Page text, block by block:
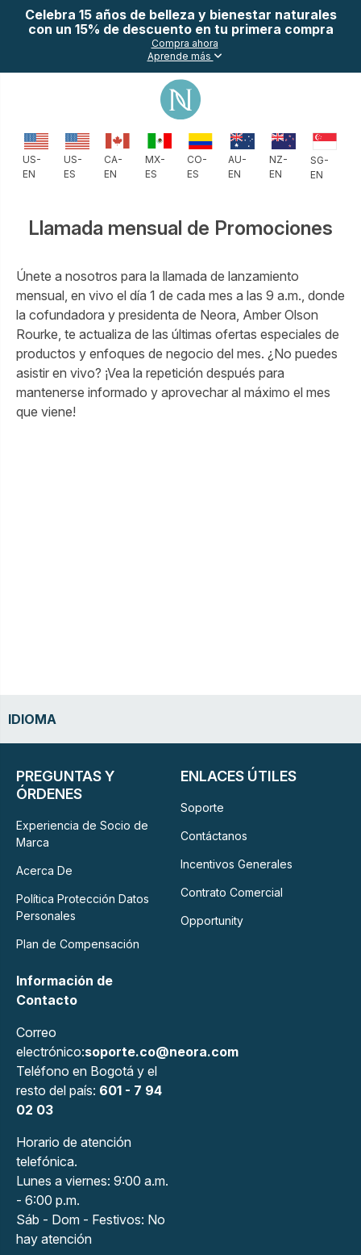
Celebra 15 años de belleza y bienestar naturales
con un 15% de descuento en tu primera compra
Compra ahora
Aprende más
US-
EN
US-
ES
CA-
EN
MX-
ES
CO-
ES
AU-
EN
NZ-
EN
SG-
EN
Llamada mensual de Promociones
Únete a nosotros para la llamada de lanzamiento
mensual, en vivo el día 1 de cada mes a las 9 a.m., donde
la cofundadora y presidenta de Neora, Amber Olson
Rourke, te actualiza de las últimas ofertas especiales de
productos y enfoques de negocio del mes. ¿No puedes
asistir en vivo? ¡Vea la repetición después para
mantenerse informado y aprovechar al máximo el mes
que viene!
IDIOMA
PREGUNTAS Y
ÓRDENES
Experiencia de Socio de
Marca
Acerca De
Política Protección Datos
Personales
Plan de Compensación
Información de
Contacto
Correo
electrónico:soporte.co@neora.com
Teléfono en Bogotá y el
resto del país: 601 - 7 94
02 03
Horario de atención
telefónica.
Lunes a viernes: 9:00 a.m.
- 6:00 p.m.
Sáb - Dom - Festivos: No
hay atención
ENLACES ÚTILES
Soporte
Contáctanos
Incentivos Generales
Contrato Comercial
Opportunity